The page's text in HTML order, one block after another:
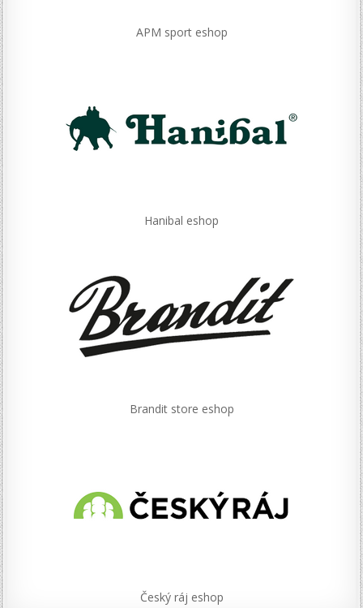
APM sport eshop
Hanibal eshop
Brandit store eshop
Český ráj eshop